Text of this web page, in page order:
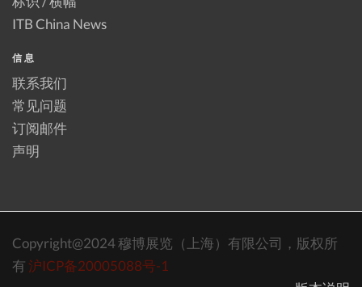
ITB China News
信息
联系我们
常见问题
订阅邮件
声明
Copyright@2024 穆博展览（上海）有限公司，版权所
有 沪ICP备20005088号-1